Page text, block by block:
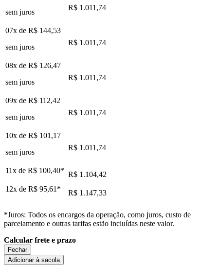
sem juros
R$ 1.011,74
07x de R$ 144,53
sem juros
R$ 1.011,74
08x de R$ 126,47
sem juros
R$ 1.011,74
09x de R$ 112,42
sem juros
R$ 1.011,74
10x de R$ 101,17
sem juros
R$ 1.011,74
11x de R$ 100,40* R$ 1.104,42
12x de R$ 95,61 * R$ 1.147,33
*Juros: Todos os encargos da operação, como juros, custo de
parcelamento e outras tarifas estão incluídas neste valor.
Calcular frete e prazo
Fechar
Adicionar à sacola